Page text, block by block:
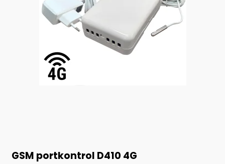
GSM portkontrol D410 4G